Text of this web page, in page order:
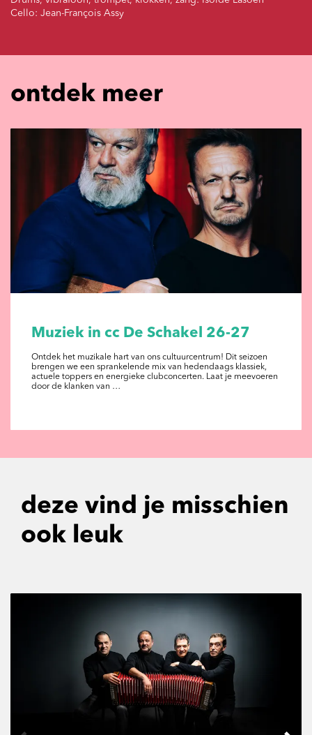
Cello: Jean-François Assy
ontdek meer
Muziek in cc De Schakel 26-27
Ontdek het muzikale hart van ons cultuurcentrum! Dit seizoen
brengen we een sprankelende mix van hedendaags klassiek,
actuele toppers en energieke clubconcerten. Laat je meevoeren
door de klanken van …
deze vind je misschien
ook leuk